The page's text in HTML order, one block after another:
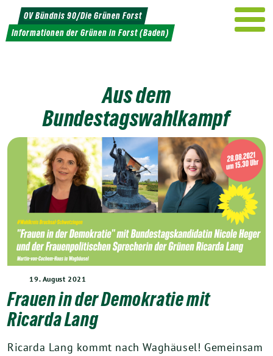
Weiter
zum
Inhalt
OV Bündnis 90/Die Grünen Forst
Informationen der Grünen in Forst (Baden)
Aus dem
Bundestagswahlkampf
19. August 2021
Frauen in der Demokratie mit
Ricarda Lang
Ricarda Lang kommt nach Waghäusel! Gemeinsam